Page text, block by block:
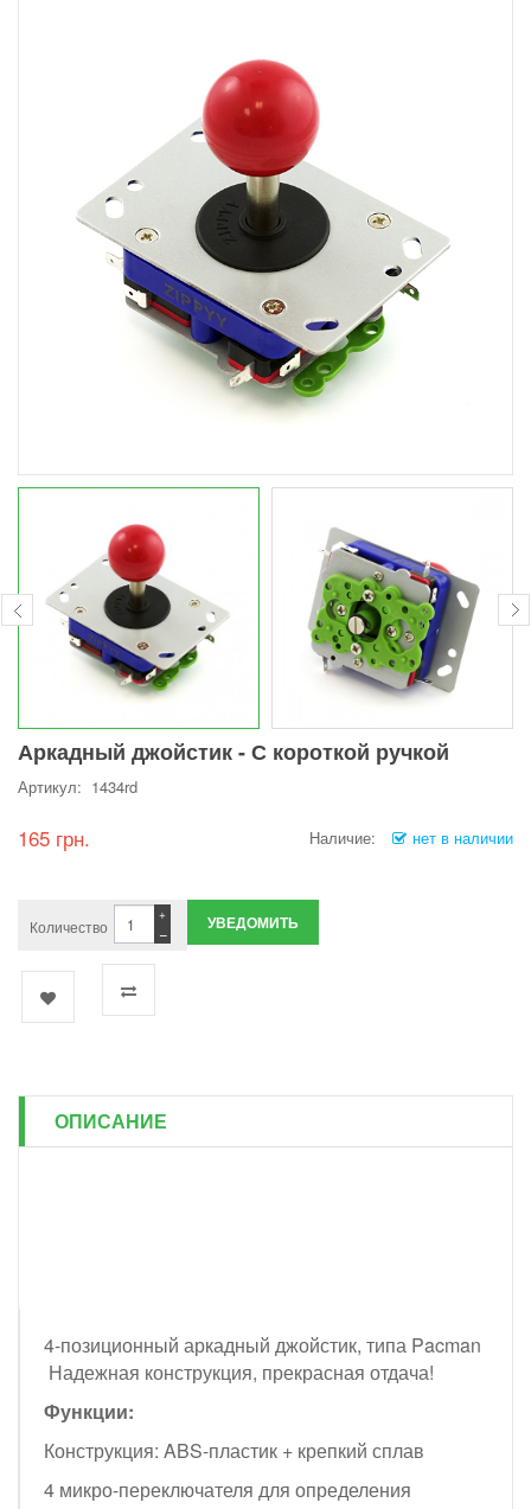
Аркадный джойстик - С короткой ручкой
Артикул: 1434rd
165 грн. Наличие: нет в наличии
Количество −
+ УВЕДОМИТЬ
ОПИСАНИЕ
4-позиционный аркадный джойстик, типа Pacman
Надежная конструкция, прекрасная отдача!
Функции:
Конструкция: ABS-пластик + крепкий сплав
4 микро-переключателя для определения